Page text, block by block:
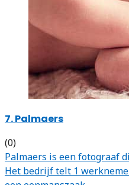
7. Palmaers
(0)
Palmaers is een fotograaf
Het bedrijf telt 1